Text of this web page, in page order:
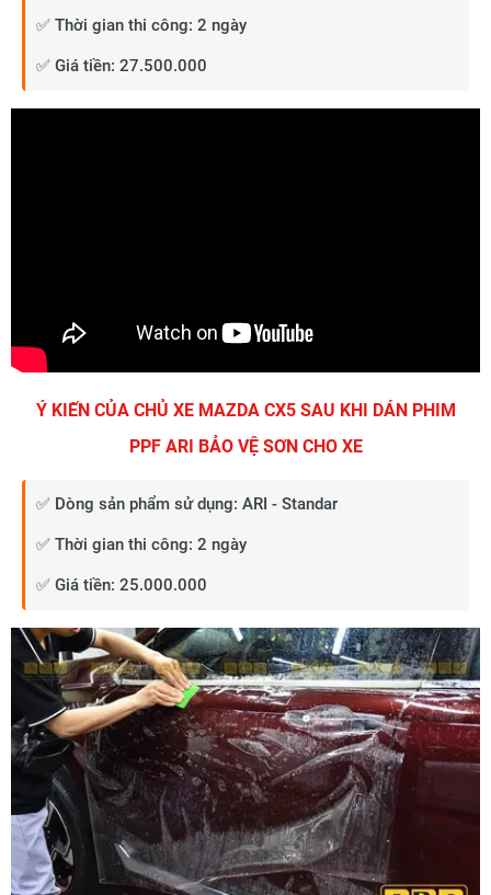
✅ Thời gian thi công: 2 ngày
✅ Giá tiền: 27.500.000
Ý KIẾN CỦA CHỦ XE MAZDA CX5 SAU KHI DÁN PHIM
PPF ARI BẢO VỆ SƠN CHO XE
✅ Dòng sản phẩm sử dụng: ARI - Standar
✅ Thời gian thi công: 2 ngày
✅ Giá tiền: 25.000.000